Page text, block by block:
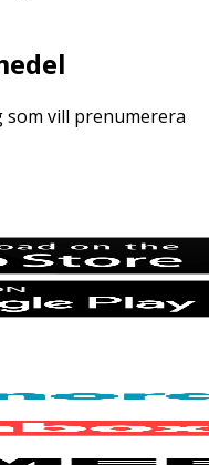
vill prenumerera